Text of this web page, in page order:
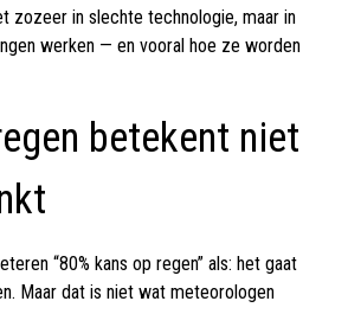
zozeer in slechte technologie, maar in
werken — en vooral hoe ze worden
betekent niet
“80% kans op regen” als: het gaat
Maar dat is niet wat meteorologen